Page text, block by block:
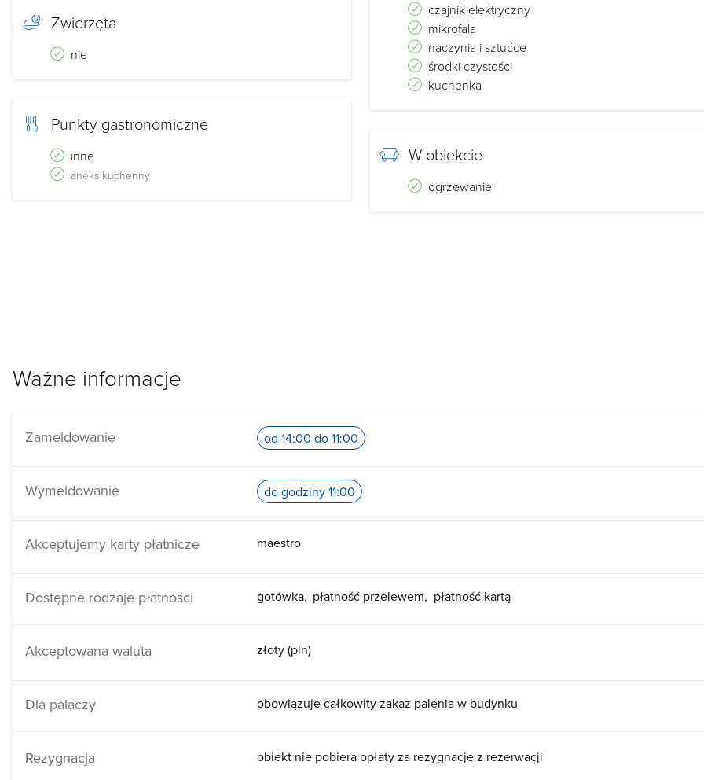
Zwierzęta
nie
Punkty gastronomiczne
inne
aneks kuchenny
czajnik elektryczny
mikrofala
naczynia i sztućce
środki czystości
kuchenka
W obiekcie
ogrzewanie
Ważne informacje
Zameldowanie od 14:00 do 11:00
Wymeldowanie do godziny 11:00
Akceptujemy karty płatnicze maestro
Dostępne rodzaje płatności gotówka płatność przelewem płatność kartą
Akceptowana waluta złoty (pln)
Dla palaczy obowiązuje całkowity zakaz palenia w budynku
Rezygnacja obiekt nie pobiera opłaty za rezygnację z rezerwacji